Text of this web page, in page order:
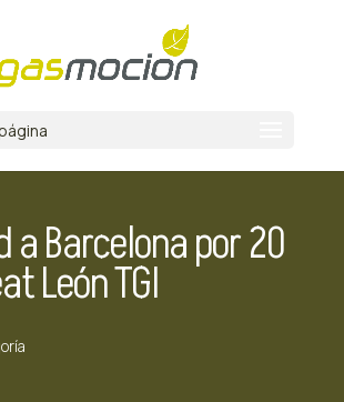
a Barcelona por 20
León TGI